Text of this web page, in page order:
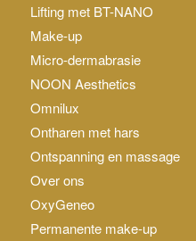
Lifting met BT-NANO
Make-up
Micro-dermabrasie
NOON Aesthetics
Omnilux
Ontharen met hars
Ontspanning en massage
Over ons
OxyGeneo
Permanente make-up